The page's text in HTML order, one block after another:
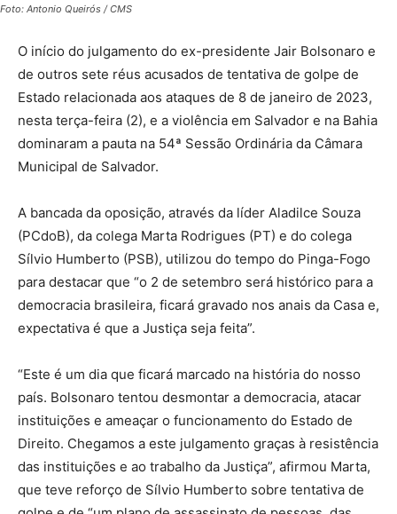
Foto: Antonio Queirós / CMS
O início do julgamento do ex-presidente Jair Bolsonaro e
de outros sete réus acusados de tentativa de golpe de
Estado relacionada aos ataques de 8 de janeiro de 2023,
nesta terça-feira (2), e a violência em Salvador e na Bahia
dominaram a pauta na 54ª Sessão Ordinária da Câmara
Municipal de Salvador.
A bancada da oposição, através da líder Aladilce Souza
(PCdoB), da colega Marta Rodrigues (PT) e do colega
Sílvio Humberto (PSB), utilizou do tempo do Pinga-Fogo
para destacar que “o 2 de setembro será histórico para a
democracia brasileira, ficará gravado nos anais da Casa e,
expectativa é que a Justiça seja feita”.
“Este é um dia que ficará marcado na história do nosso
país. Bolsonaro tentou desmontar a democracia, atacar
instituições e ameaçar o funcionamento do Estado de
Direito. Chegamos a este julgamento graças à resistência
das instituições e ao trabalho da Justiça”, afirmou Marta,
que teve reforço de Sílvio Humberto sobre tentativa de